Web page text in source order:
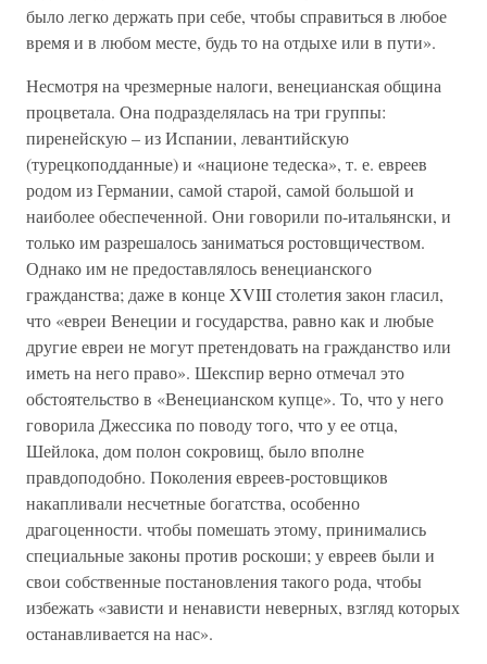
было легко держать при себе, чтобы справиться в любое
время и в любом месте, будь то на отдыхе или в пути».
Несмотря на чрезмерные налоги, венецианская община
процветала. Она подразделялась на три группы:
пиренейскую – из Испании, левантийскую
(турецкоподданные) и «национе тедеска», т. е. евреев
родом из Германии, самой старой, самой большой и
наиболее обеспеченной. Они говорили по-итальянски, и
только им разрешалось заниматься ростовщичеством.
Однако им не предоставлялось венецианского
гражданства; даже в конце XVIII столетия закон гласил,
что «евреи Венеции и государства, равно как и любые
другие евреи не могут претендовать на гражданство или
иметь на него право». Шекспир верно отмечал это
обстоятельство в «Венецианском купце». То, что у него
говорила Джессика по поводу того, что у ее отца,
Шейлока, дом полон сокровищ, было вполне
правдоподобно. Поколения евреев-ростовщиков
накапливали несчетные богатства, особенно
драгоценности. чтобы помешать этому, принимались
специальные законы против роскоши; у евреев были и
свои собственные постановления такого рода, чтобы
избежать «зависти и ненависти неверных, взгляд которых
останавливается на нас».